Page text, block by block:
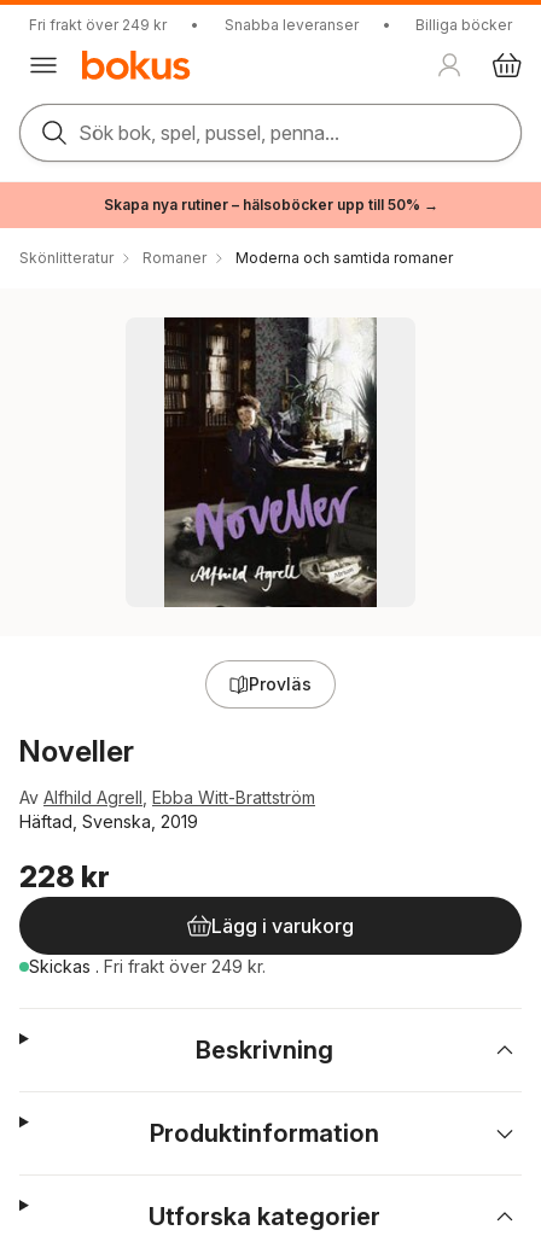
Fri frakt över 249 kr • Snabba leveranser • Billiga böcker
Sök bok, spel, pussel, penna...
Skapa nya rutiner – hälsoböcker upp till 50% →
Skönlitteratur Romaner Moderna och samtida romaner
Provläs
Noveller
Av Alfhild Agrell Ebba Witt-Brattström
Häftad, Svenska, 2019
228 kr
Lägg i varukorg
Skickas . Fri frakt över 249 kr.
Beskrivning
Produktinformation
Utforska kategorier